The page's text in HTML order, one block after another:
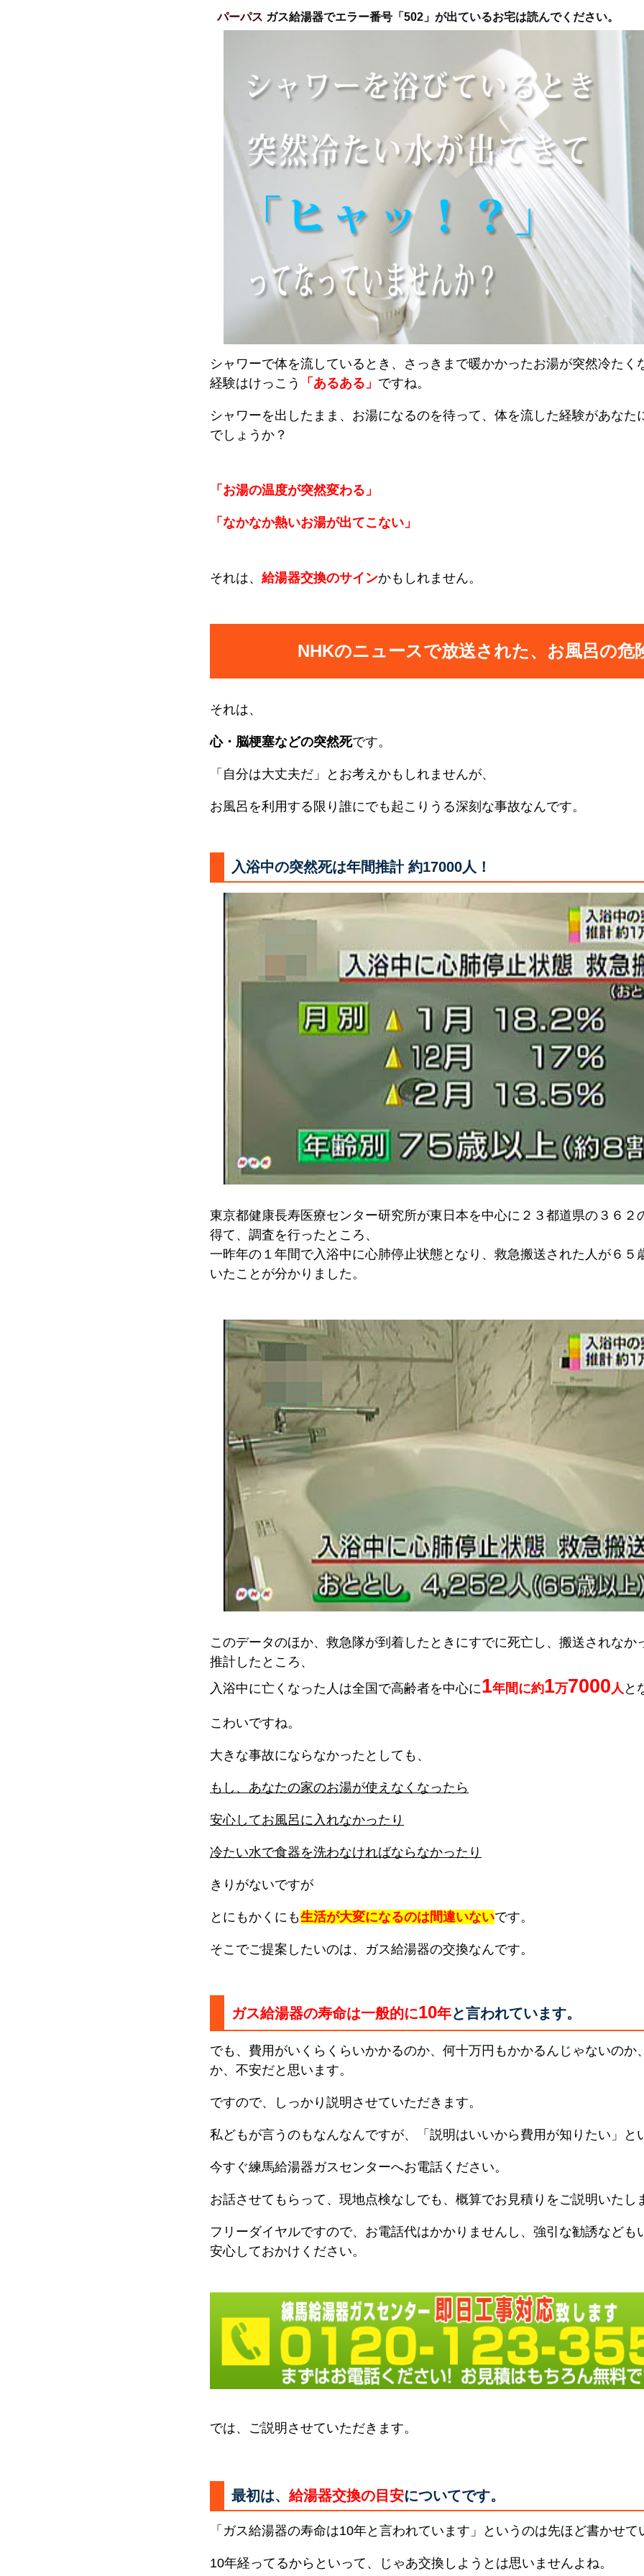
パーパス ガス給湯器でエラー番号「502」が出ているお宅は読んでください。
シャワーで体を流しているとき、さっきまで暖かかったお湯が突然冷たく
経験はけっこう
「あるある」 ですね。
シャワーを出したまま、お湯になるのを待って、体を流した経験があなた
でしょうか？
「お湯の温度が突然変わる」
「なかなか熱いお湯が出てこない」
それは、 給湯器交換のサインかもしれません。
NHKのニュースで放送された、お風呂の危
それは、
心・脳梗塞などの突然死です。
「自分は大丈夫だ」とお考えかもしれませんが、
お風呂を利用する限り誰にでも起こりうる深刻な事故なんです。
入浴中の突然死は年間推計 約17000人！
東京都健康長寿医療センター研究所が東日本を中心に２３都道県の３６２
得て、調査を行ったところ、
一昨年の１年間で入浴中に心肺停止状態となり、救急搬送された人が６５
いたことが分かりました。
このデータのほか、救急隊が到着したときにすでに死亡し、搬送されなか
推計したところ、
入浴中に亡くなった人は全国で高齢者を中心に1年間に約1万7000人 と
こわいですね。
大きな事故にならなかったとしても、
もし、あなたの家のお湯が使えなくなったら
安心してお風呂に入れなかったり
冷たい水で食器を洗わなければならなかったり
きりがないですが
とにもかくにも生活が大変になるのは間違いないです。
そこでご提案したいのは、ガス給湯器の交換なんです。
ガス給湯器の寿命は一般的に10年と言われています。
でも、費用がいくらくらいかかるのか、何十万円もかかるんじゃないのか
か、不安だと思います。
ですので、しっかり説明させていただきます。
私どもが言うのもなんなんですが、「説明はいいから費用が知りたい」と
今すぐ練馬給湯器ガスセンターへお電話ください。
お話させてもらって、現地点検なしでも、概算でお見積りをご説明いたし
フリーダイヤルですので、お電話代はかかりませんし、強引な勧誘なども
安心しておかけください。
では、ご説明させていただきます。
最初は、 給湯器交換の目安についてです。
「ガス給湯器の寿命は10年と言われています」というのは先ほど書かせ
10年経ってるからといって、じゃあ交換しようとは思いませんよね。